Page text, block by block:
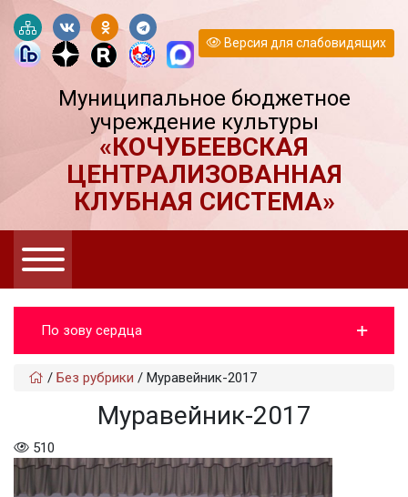
Версия для слабовидящих
Муниципальное бюджетное
учреждение культуры
«КОЧУБЕЕВСКАЯ
ЦЕНТРАЛИЗОВАННАЯ
КЛУБНАЯ СИСТЕМА»
По зову сердца
/ Без рубрики / Муравейник-2017
Муравейник-2017
510